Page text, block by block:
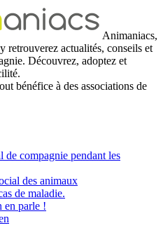
Animaniacs,
retrouverez actualités, conseils et
Découvrez, adoptez et
bénéfice à des associations de
de compagnie pendant les
des animaux
de maladie.
en parle !